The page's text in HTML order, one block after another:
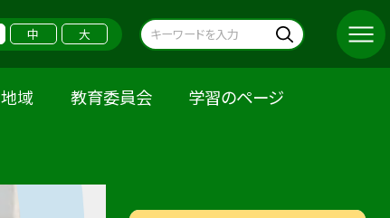
中 大
地域 教育委員会 学習のページ